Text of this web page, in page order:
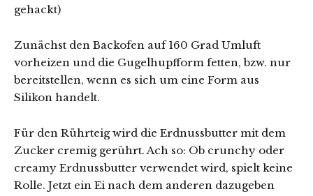
gehackt)
Zunächst den Backofen auf 160 Grad Umluft
vorheizen und die Gugelhupfform fetten, bzw. nur
bereitstellen, wenn es sich um eine Form aus
Silikon handelt.
Für den Rührteig wird die Erdnussbutter mit dem
Zucker cremig gerührt. Ach so: Ob crunchy oder
creamy Erdnussbutter verwendet wird, spielt keine
Rolle. Jetzt ein Ei nach dem anderen dazugeben